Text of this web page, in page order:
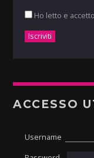
Ho letto e
ACCESSO
Username